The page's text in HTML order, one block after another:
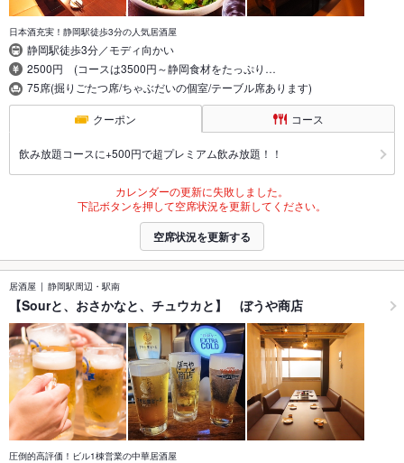
日本酒充実！静岡駅徒歩3分の人気居酒屋
静岡駅徒歩3分／モディ向かい
2500円 (コースは3500円～静岡食材をたっぷり…
75席(掘りごたつ席/ちゃぶだいの個室/テーブル席あります)
クーポン コース
飲み放題コースに+500円で超プレミアム飲み放題！！
カレンダーの更新に失敗しました。
下記ボタンを押して空席状況を更新してください。
空席状況を更新する
居酒屋 静岡駅周辺・駅南
【Sourと、おさかなと、チュウカと】 ぼうや商店
圧倒的高評価！ビル1棟営業の中華居酒屋